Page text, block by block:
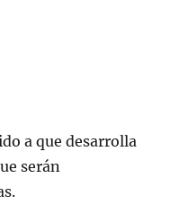
a que desarrolla
serán